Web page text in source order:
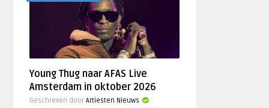
Young Thug naar AFAS Live
Amsterdam in oktober 2026
Geschreven doorArtiesten Nieuws